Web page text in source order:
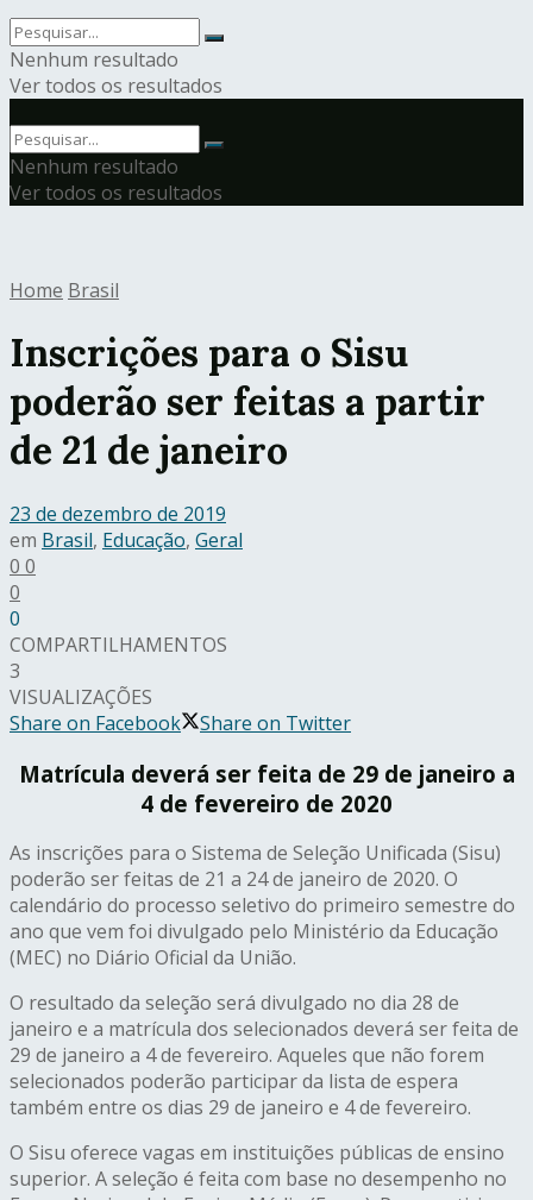
Nenhum resultado
Ver todos os resultados
Nenhum resultado
Ver todos os resultados
Home Brasil
Inscrições para o Sisu
poderão ser feitas a partir
de 21 de janeiro
23 de dezembro de 2019
em Brasil, Educação, Geral
0 0
0
0
COMPARTILHAMENTOS
3
VISUALIZAÇÕES
Share on Facebook
Share on Twitter
Matrícula deverá ser feita de 29 de janeiro a
4 de fevereiro de 2020
As inscrições para o Sistema de Seleção Unificada (Sisu)
poderão ser feitas de 21 a 24 de janeiro de 2020. O
calendário do processo seletivo do primeiro semestre do
ano que vem foi divulgado pelo Ministério da Educação
(MEC) no Diário Oficial da União.
O resultado da seleção será divulgado no dia 28 de
janeiro e a matrícula dos selecionados deverá ser feita de
29 de janeiro a 4 de fevereiro. Aqueles que não forem
selecionados poderão participar da lista de espera
também entre os dias 29 de janeiro e 4 de fevereiro.
O Sisu oferece vagas em instituições públicas de ensino
superior. A seleção é feita com base no desempenho no